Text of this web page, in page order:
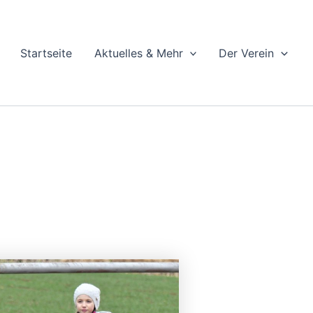
Startseite Aktuelles & Mehr Der Verein